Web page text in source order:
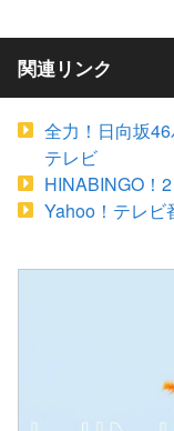
関連リンク
全力！日向坂
テレビ
HINABINGO！
Yahoo！テレビ